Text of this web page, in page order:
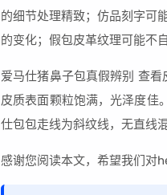
的细节处理精致；仿品刻字可
的变化；假包皮革纹理可能不
爱马仕猪鼻子包真假辨别 查看
皮质表面颗粒饱满，光泽度佳
仕包包走线为斜纹线，无直线混
感谢您阅读本文，希望我们对